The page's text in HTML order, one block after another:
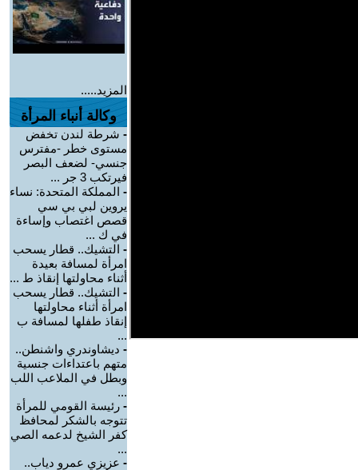
المزيد.....
وكالة أنباء المرأة
- شرطة لندن تخفض
مستوى خطر -مفترس
جنسي- لضعف البصر
فيرتكب 3 جر ...
- المملكة المتحدة: نساء
يروين لبي بي سي
قصص اغتصاب وإساءة
في ك ...
- التشيك.. قطار يسحب
امرأة لمسافة بعيدة
أثناء محاولتها إنقاذ ط ...
- التشيك.. قطار يسحب
امرأة أثناء محاولتها
إنقاذ طفلها لمسافة ب
...
- ديشاوندري واشنطن..
متهم باعتداءات جنسية
وبطل في الملاعب اللب
...
- رئيسة القومي للمرأة
تتوجه بالشكر لمحافظ
كفر الشيخ لدعمه الصي
...
- عزيزي عمرو دياب..